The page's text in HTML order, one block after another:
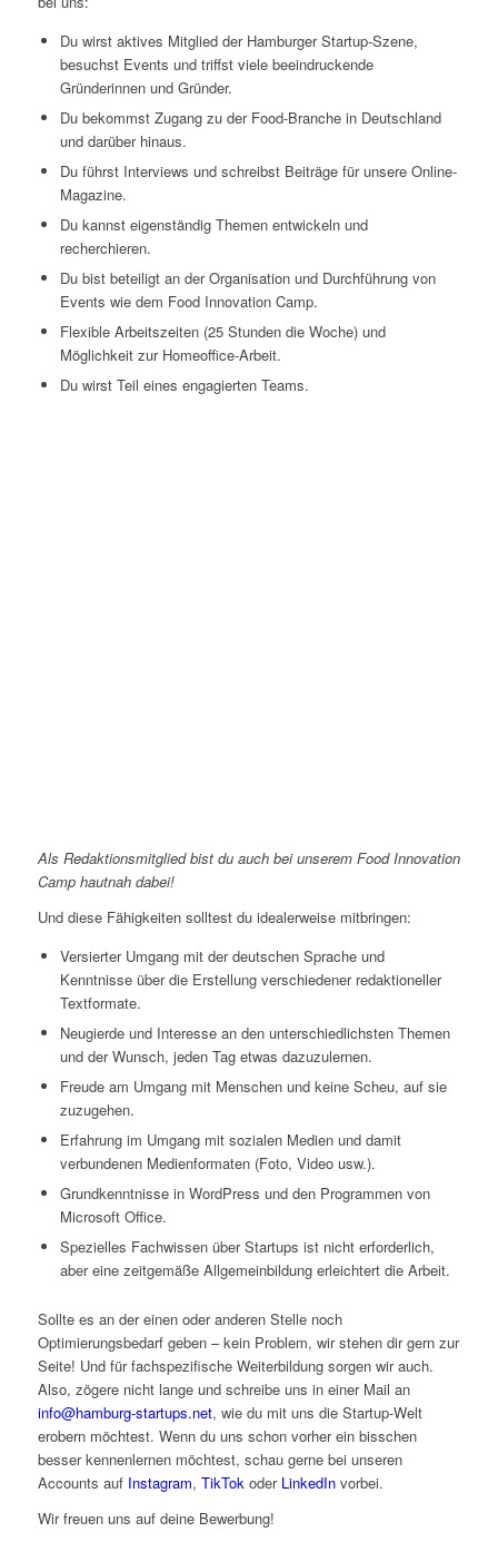
Du wirst aktives Mitglied der Hamburger Startup-Szene,
besuchst Events und triffst viele beeindruckende
Gründerinnen und Gründer.
Du bekommst Zugang zu der Food-Branche in Deutschland
und darüber hinaus.
Du führst Interviews und schreibst Beiträge für unsere Online-
Magazine.
Du kannst eigenständig Themen entwickeln und
recherchieren.
Du bist beteiligt an der Organisation und Durchführung von
Events wie dem Food Innovation Camp.
Flexible Arbeitszeiten (25 Stunden die Woche) und
Möglichkeit zur Homeoffice-Arbeit.
Du wirst Teil eines engagierten Teams.
Als Redaktionsmitglied bist du auch bei unserem Food Innovation
Camp hautnah dabei!
Und diese Fähigkeiten solltest du idealerweise mitbringen:
Versierter Umgang mit der deutschen Sprache und
Kenntnisse über die Erstellung verschiedener redaktioneller
Textformate.
Neugierde und Interesse an den unterschiedlichsten Themen
und der Wunsch, jeden Tag etwas dazuzulernen.
Freude am Umgang mit Menschen und keine Scheu, auf sie
zuzugehen.
Erfahrung im Umgang mit sozialen Medien und damit
verbundenen Medienformaten (Foto, Video usw.).
Grundkenntnisse in WordPress und den Programmen von
Microsoft Office.
Spezielles Fachwissen über Startups ist nicht erforderlich,
aber eine zeitgemäße Allgemeinbildung erleichtert die Arbeit.
Sollte es an der einen oder anderen Stelle noch
Optimierungsbedarf geben – kein Problem, wir stehen dir gern zur
Seite! Und für fachspezifische Weiterbildung sorgen wir auch.
Also, zögere nicht lange und schreibe uns in einer Mail an
info@hamburg-startups.net, wie du mit uns die Startup-Welt
erobern möchtest. Wenn du uns schon vorher ein bisschen
besser kennenlernen möchtest, schau gerne bei unseren
Accounts auf Instagram, TikTok oder LinkedInvorbei.
Wir freuen uns auf deine Bewerbung!